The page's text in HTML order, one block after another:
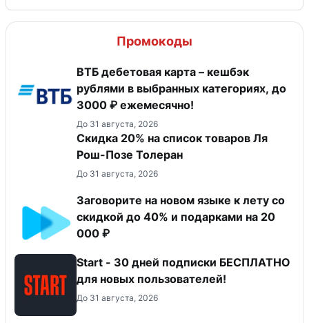
Промокоды
ВТБ дебетовая карта – кешбэк
рублями в выбранных категориях, до
3000 ₽ ежемесячно!
До 31 августа, 2026
Скидка 20% на список товаров Ля
Рош-Позе Толеран
До 31 августа, 2026
Заговорите на новом языке к лету со
скидкой до 40% и подарками на 20
000 ₽
Start - 30 дней подписки БЕСПЛАТНО
для новых пользователей!
До 31 августа, 2026